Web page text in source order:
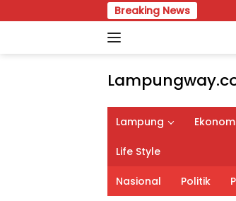
to
Breaking News
Berita
Daerah
Lampung
Terpercaya
dan
Terupdate
Lampung
Life Style
Nasional Politik